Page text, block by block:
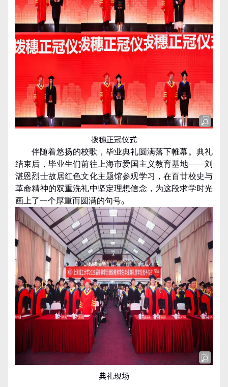
拨穗正冠仪式
伴随着悠扬的校歌，毕业典礼圆满落下帷幕。典礼
结束后，毕业生们前往上海市爱国主义教育基地——刘
湛恩烈士故居红色文化主题馆参观学习，在百廿校史与
革命精神的双重洗礼中坚定理想信念，为这段求学时光
画上了一个厚重而圆满的句号。
典礼现场